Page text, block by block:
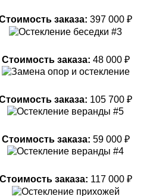
заказа: 397 000 ₽
Стоимость заказа: 48 000 ₽
заказа: 105 700 ₽
Стоимость заказа: 59 000 ₽
Стоимость заказа: 117 000 ₽